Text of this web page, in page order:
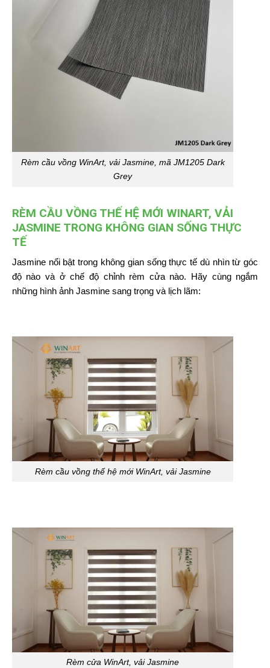
Rèm cầu vồng WinArt, vải Jasmine, mã JM1205 Dark
Grey
RÈM CẦU VỒNG THẾ HỆ MỚI WINART, VẢI
JASMINE TRONG KHÔNG GIAN SỐNG THỰC
TẾ
Jasmine nổi bật trong không gian sống thực tế dù nhìn từ góc
độ nào và ở chế độ chỉnh rèm cửa nào. Hãy cùng ngắm
những hình ảnh Jasmine sang trọng và lịch lãm:
Rèm cầu vồng thế hệ mới WinArt, vải Jasmine
Rèm cửa WinArt, vải Jasmine